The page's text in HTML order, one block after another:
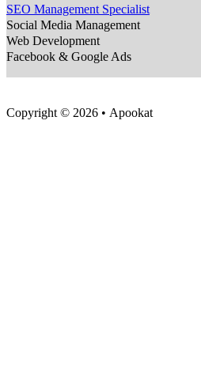
SEO Management Specialist
Social Media Management
Web Development
Facebook & Google Ads
Copyright © 2026 • Apookat